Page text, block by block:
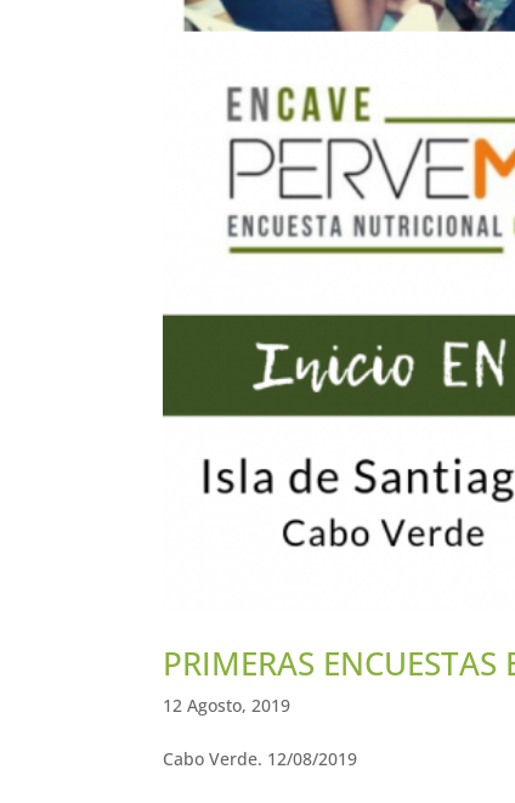
PRIMERAS
12 Agosto, 2019
Cabo Verde. 12/08/2019